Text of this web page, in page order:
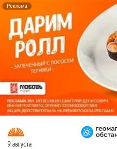
Реклама
9 августа